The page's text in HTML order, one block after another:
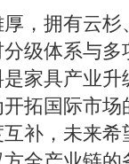
拥有云杉
级体系与
家具产业
拓国际市
补，未来